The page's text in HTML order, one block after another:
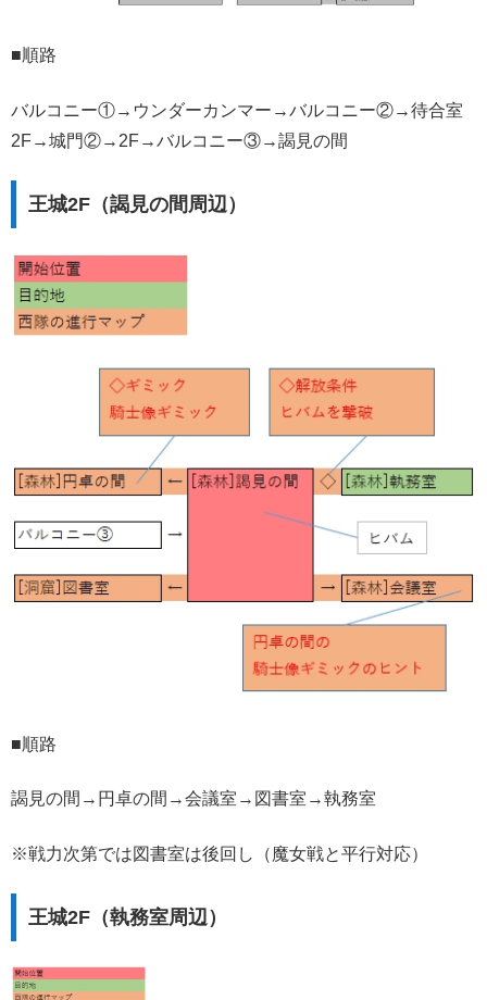
■順路
バルコニー①→ウンダーカンマー→バルコニー②→待合室
2F→城門②→2F→バルコニー③→謁見の間
王城2F（謁見の間周辺）
■順路
謁見の間→円卓の間→会議室→図書室→執務室
※戦力次第では図書室は後回し（魔女戦と平行対応）
王城2F（執務室周辺）